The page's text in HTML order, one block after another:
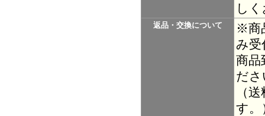
し
返品・交換について
※商
み受
商品
だ
（
す。